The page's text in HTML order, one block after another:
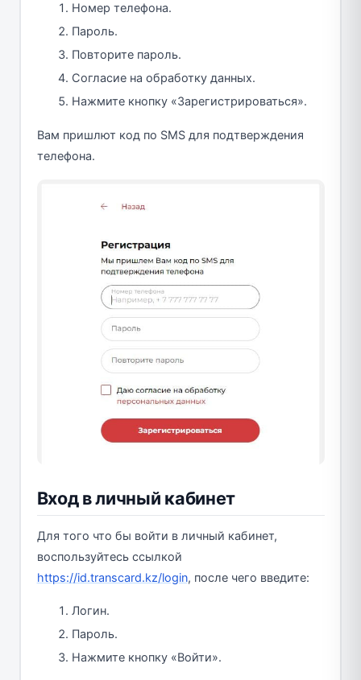
Номер телефона.
Пароль.
Повторите пароль.
Согласие на обработку данных.
Нажмите кнопку «Зарегистрироваться».
Вам пришлют код по SMS для подтверждения
телефона.
Вход в личный кабинет
Для того что бы войти в личный кабинет,
воспользуйтесь ссылкой
https://id.transcard.kz/login, после чего введите:
Логин.
Пароль.
Нажмите кнопку «Войти».